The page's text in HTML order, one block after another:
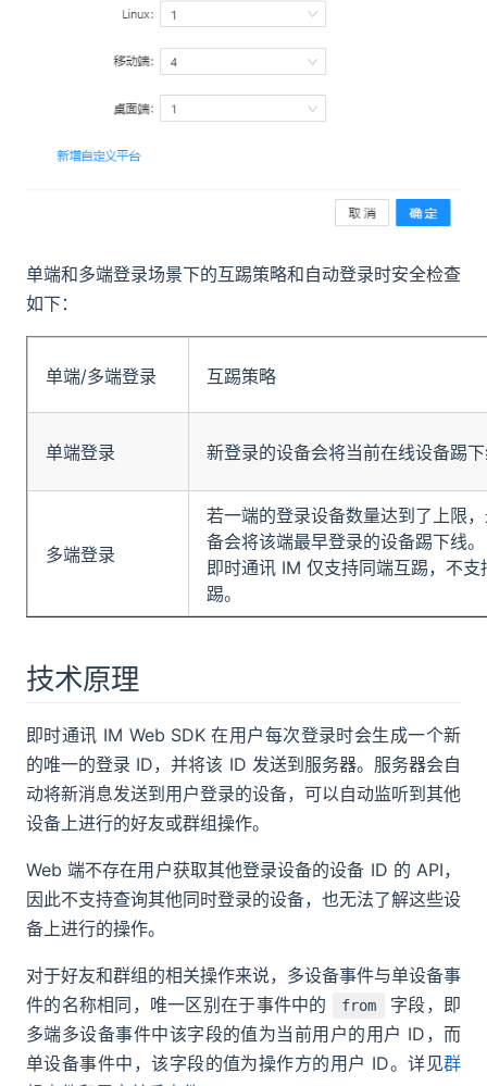
单端和多端登录场景下的互踢策略和自动登录时安全检查
如下：
单端/多端登录 互踢策略
单端登录 新登录的设备会将当前在线设备踢
多端登录
若一端的登录设备数量达到了上限
备会将该端最早登录的设备踢下线。
即时通讯 IM 仅支持同端互踢，不支
踢。
技术原理
即时通讯 IM Web SDK 在用户每次登录时会生成一个新
的唯一的登录 ID，并将该 ID 发送到服务器。服务器会自
动将新消息发送到用户登录的设备，可以自动监听到其他
设备上进行的好友或群组操作。
Web 端不存在用户获取其他登录设备的设备 ID 的 API，
因此不支持查询其他同时登录的设备，也无法了解这些设
备上进行的操作。
对于好友和群组的相关操作来说，多设备事件与单设备事
件的名称相同，唯一区别在于事件中的
from
字段，即
多端多设备事件中该字段的值为当前用户的用户 ID，而
单设备事件中，该字段的值为操作方的用户 ID。详见群